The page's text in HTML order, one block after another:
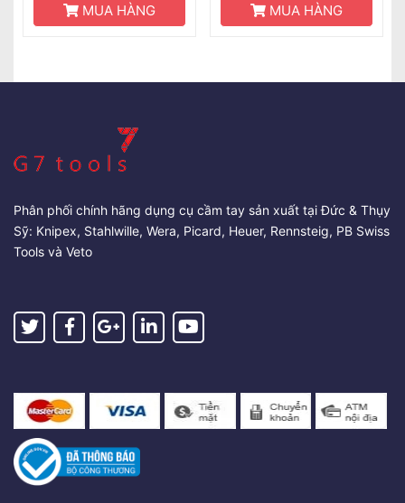
MUA HÀNG MUA HÀNG
Phân phối chính hãng dụng cụ cầm tay sản xuất tại Đức & Thụy
Sỹ: Knipex, Stahlwille, Wera, Picard, Heuer, Rennsteig, PB Swiss
Tools và Veto